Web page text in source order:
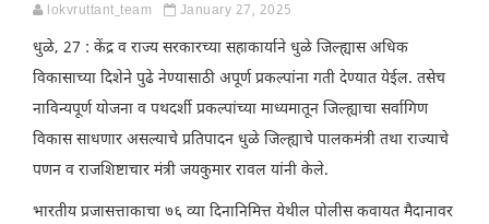
lokvruttant_team January 27, 2025
धुळे, 27 : केंद्र व राज्य सरकारच्या सहाकार्याने धुळे जिल्ह्यास अधिक
विकासाच्या दिशेने पुढे नेण्यासाठी अपूर्ण प्रकल्पांना गती देण्यात येईल. तसेच
नाविन्यपूर्ण योजना व पथदर्शी प्रकल्पांच्या माध्यमातून जिल्ह्याचा सर्वागिण
विकास साधणार असल्याचे प्रतिपादन धुळे जिल्ह्याचे पालकमंत्री तथा राज्याचे
पणन व राजशिष्टाचार मंत्री जयकुमार रावल यांनी केले.
भारतीय प्रजासत्ताकाचा ७६ व्या दिनानिमित्त येथील पोलीस कवायत मैदानावर